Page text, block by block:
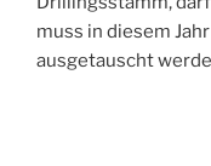
muss in diesem
ausgetauscht